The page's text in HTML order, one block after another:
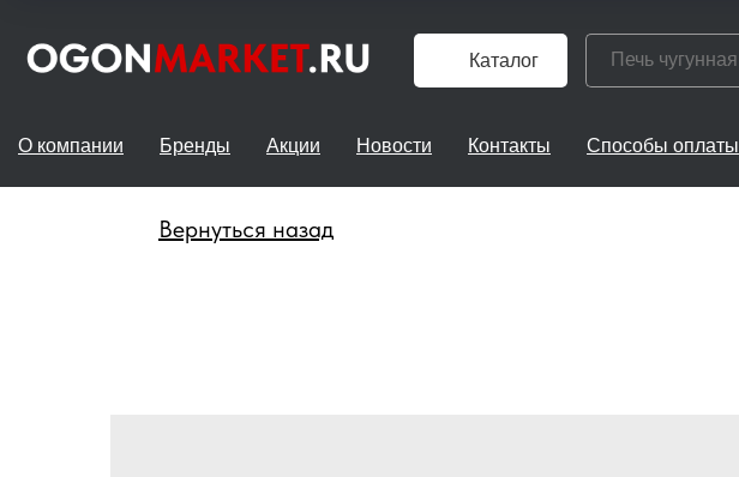
Каталог
О компании Бренды Акции Новости Контакты Способы оплаты
Вернуться назад